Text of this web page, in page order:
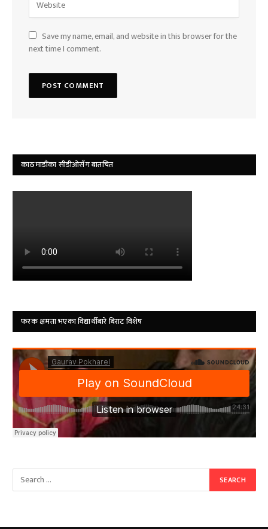
Save my name, email, and website in this browser for the
next time I comment.
काठमाडौंका सीडीओसँग बातचित
फरक क्षमता भएका विद्यार्थीबारे बिराट विशेष